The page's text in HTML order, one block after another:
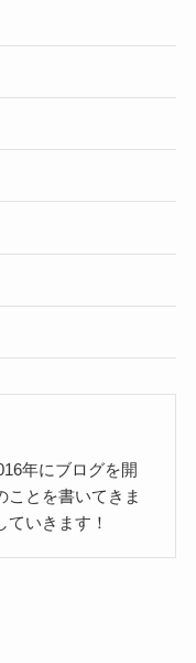
年にブログを開
ことを書いてきま
いきます！